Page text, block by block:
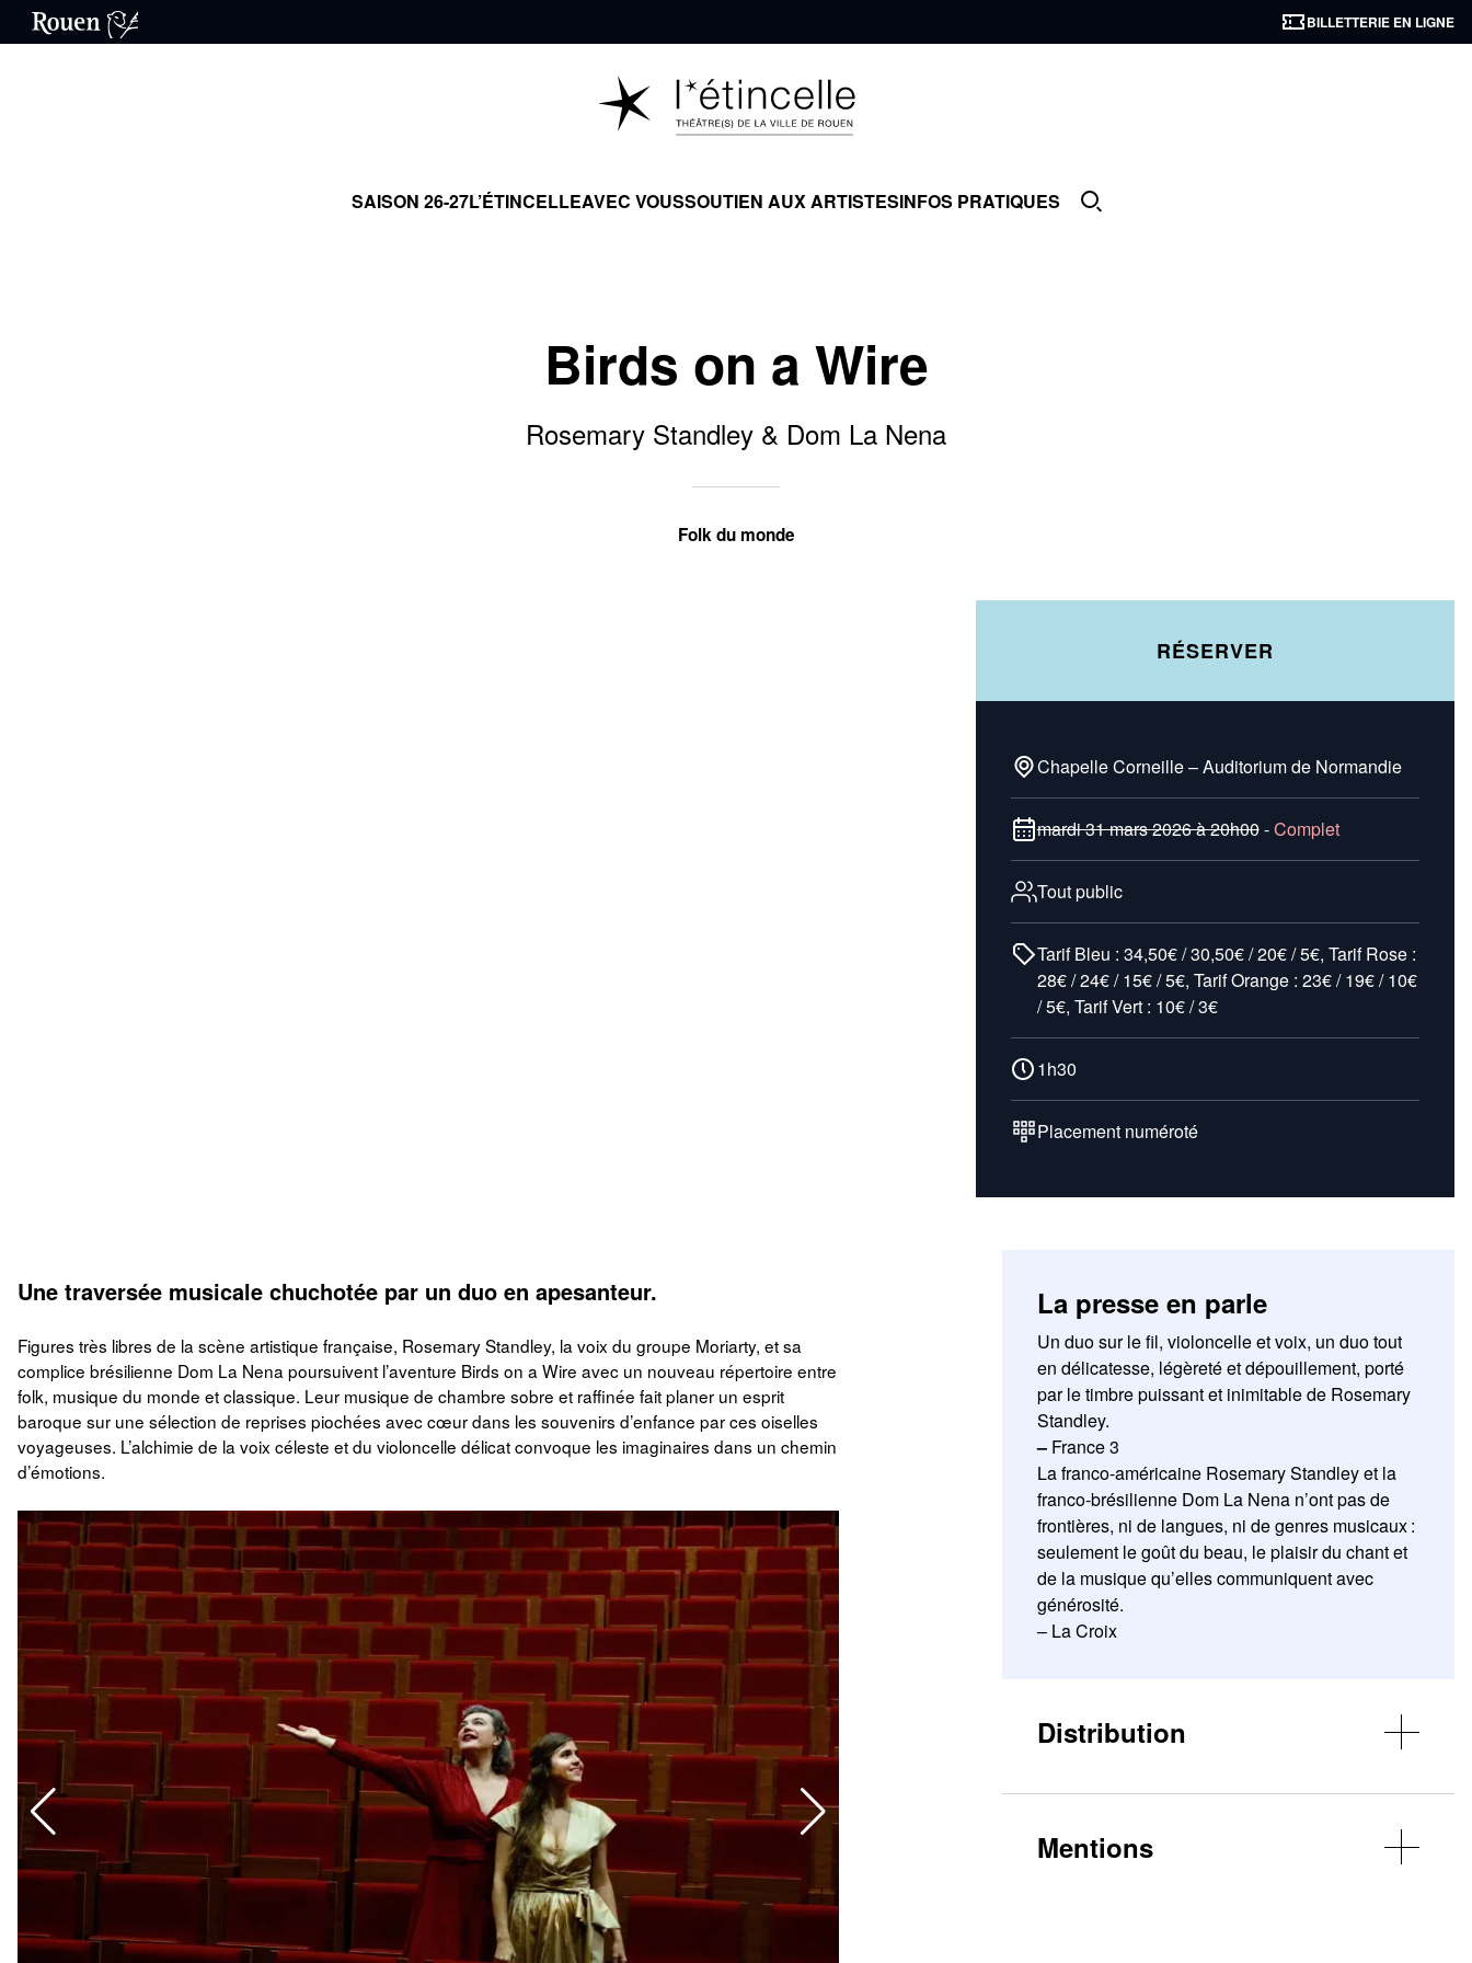
BILLETTERIE EN LIGNE
SAISON 26-27L’ÉTINCELLEAVEC VOUSSOUTIEN AUX ARTISTESINFOS PRATIQUES
Birds on a Wire
Rosemary Standley & Dom La Nena
Folk du monde
RÉSERVER
Chapelle Corneille – Auditorium de Normandie
mardi 31 mars 2026 à 20h00-Complet
Tout public
Tarif Bleu : 34,50€ / 30,50€ / 20€ / 5€, Tarif Rose :
28€ / 24€ / 15€ / 5€, Tarif Orange : 23€ / 19€ / 10€
/ 5€, Tarif Vert : 10€ / 3€
1h30
Placement numéroté
Une traversée musicale chuchotée par un duo en apesanteur.
Figures très libres de la scène artistique française, Rosemary Standley, la voix du groupe Moriarty, et sa
complice brésilienne Dom La Nena poursuivent l’aventure Birds on a Wire avec un nouveau répertoire entre
folk, musique du monde et classique. Leur musique de chambre sobre et raffinée fait planer un esprit
baroque sur une sélection de reprises piochées avec cœur dans les souvenirs d’enfance par ces oiselles
voyageuses. L’alchimie de la voix céleste et du violoncelle délicat convoque les imaginaires dans un chemin
d’émotions.
La presse en parle
Un duo sur le fil, violoncelle et voix, un duo tout
en délicatesse, légèreté et dépouillement, porté
par le timbre puissant et inimitable de Rosemary
Standley.
– France 3
La franco-américaine Rosemary Standley et la
franco-brésilienne Dom La Nena n’ont pas de
frontières, ni de langues, ni de genres musicaux :
seulement le goût du beau, le plaisir du chant et
de la musique qu’elles communiquent avec
générosité.
– La Croix
Distribution
Standley : voix, harmonium
Anne Muller et Alexandre Dujardin : création
Mentions